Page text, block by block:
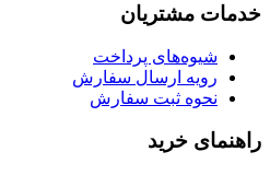
خدمات مشتریان
شیوه‌های پرداخت
رویه ارسال سفارش
نحوه ثبت سفارش
راهنمای خرید